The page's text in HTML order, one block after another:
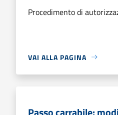
Procedimento di
VAI ALLA PAGINA